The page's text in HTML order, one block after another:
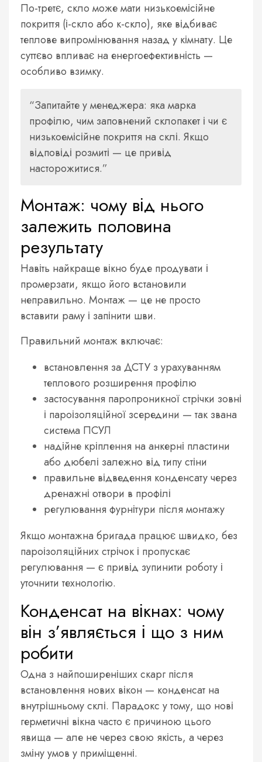
По-третє, скло може мати низькоемісійне
покриття (і-скло або к-скло), яке відбиває
теплове випромінювання назад у кімнату. Це
суттєво впливає на енергоефективність —
особливо взимку.
Запитайте у менеджера: яка марка
профілю, чим заповнений склопакет і чи є
низькоемісійне покриття на склі. Якщо
відповіді розмиті — це привід
насторожитися.
Монтаж: чому від нього
залежить половина
результату
Навіть найкраще вікно буде продувати і
промерзати, якщо його встановили
неправильно. Монтаж — це не просто
вставити раму і запінити шви.
Правильний монтаж включає:
встановлення за ДСТУ з урахуванням
теплового розширення профілю
застосування паропроникної стрічки зовні
і пароізоляційної зсередини — так звана
система ПСУЛ
надійне кріплення на анкерні пластини
або дюбелі залежно від типу стіни
правильне відведення конденсату через
дренажні отвори в профілі
регулювання фурнітури після монтажу
Якщо монтажна бригада працює швидко, без
пароізоляційних стрічок і пропускає
регулювання — є привід зупинити роботу і
уточнити технологію.
Конденсат на вікнах: чому
він з’являється і що з ним
робити
Одна з найпоширеніших скарг після
встановлення нових вікон — конденсат на
внутрішньому склі. Парадокс у тому, що нові
герметичні вікна часто є причиною цього
явища — але не через свою якість, а через
зміну умов у приміщенні.